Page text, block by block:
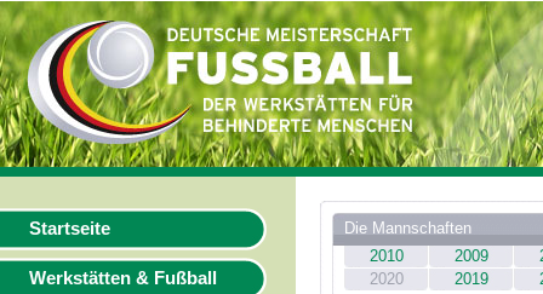
Startseite
Werkstätten & Fußball
Die Mannschaften
2010
2009
2020
2019